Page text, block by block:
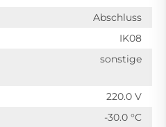
Abschluss
IK08
sonstige
220.0 V
-30.0 °C